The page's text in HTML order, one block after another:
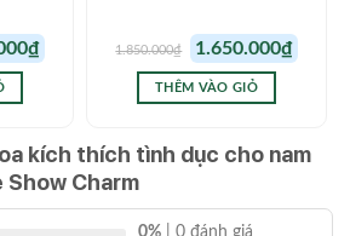
₫ hiện
1.850.000₫
Giá
gốc
là:
1.850.000₫.
1.650.000₫ hiện
THÊM VÀO GIỎ
kích thích tình dục cho nam
Show Charm